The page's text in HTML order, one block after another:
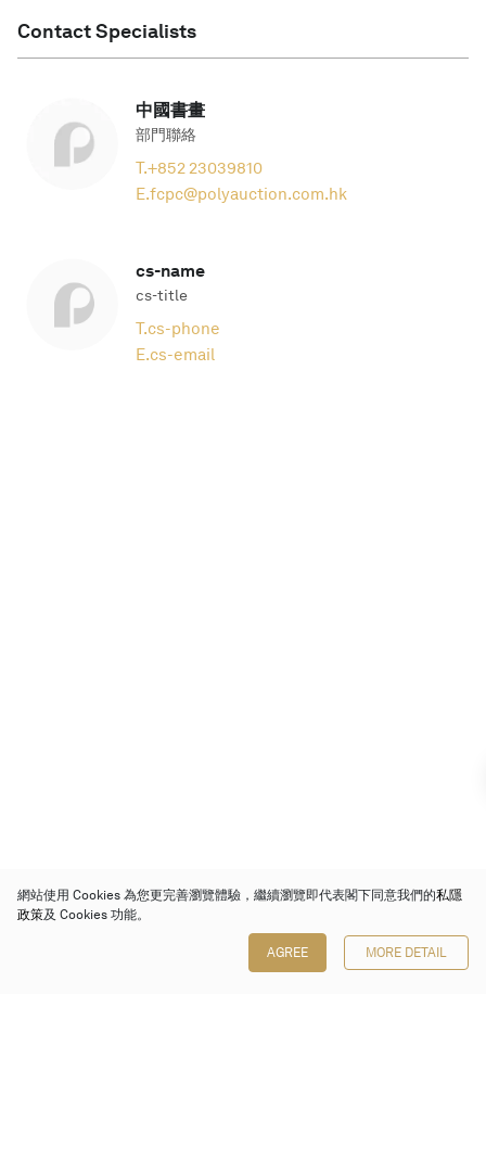
Contact Specialists
中國書畫
部門聯絡
T.+852 23039810
E.fcpc@polyauction.com.hk
cs-name
cs-title
T.cs-phone
E.cs-email
網站使用 Cookies 為您更完善瀏覽體驗，繼續瀏覽即代表閣下同意我們的私隱
政策及 Cookies 功能。
AGREE MORE DETAIL